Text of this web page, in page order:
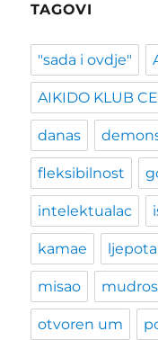
TAGOVI
"sada i ovdje"
AIKIDO KLUB
danas
fleksibilnost
intelektualac
kamae ljepota
misao
otvoren um